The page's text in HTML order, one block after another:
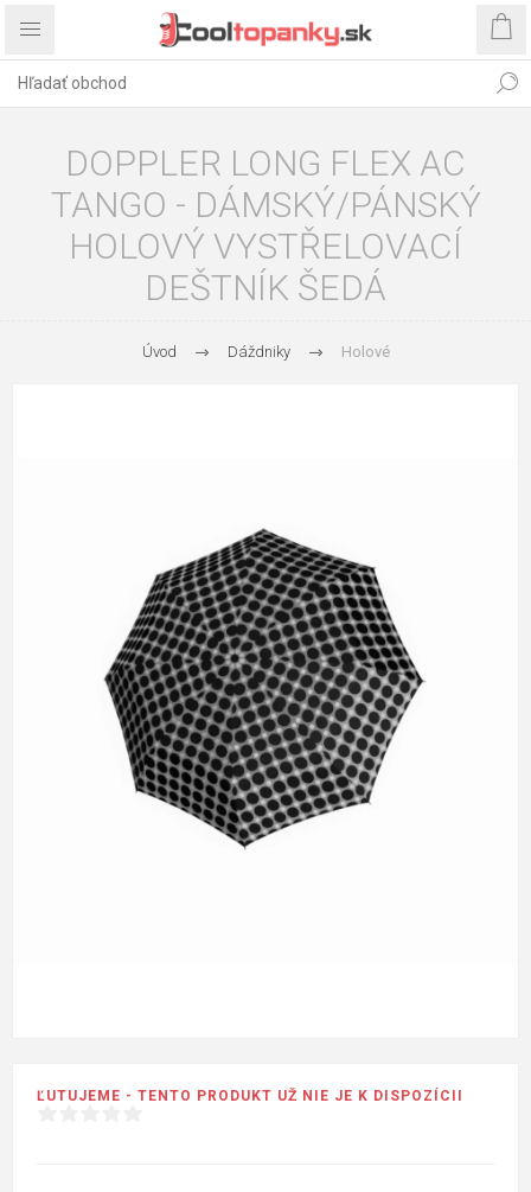
DOPPLER LONG FLEX AC
TANGO - DÁMSKÝ/PÁNSKÝ
HOLOVÝ VYSTŘELOVACÍ
DEŠTNÍK ŠEDÁ
Úvod Dáždniky Holové
ĽUTUJEME - TENTO PRODUKT UŽ NIE JE K DISPOZÍCII